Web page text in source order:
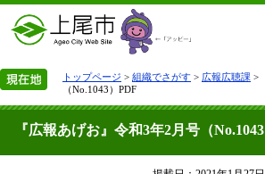
トップページ > 組織でさがす > 広報広聴課 >
（No.1043）PDF
『広報あげお』令和3年2月号（